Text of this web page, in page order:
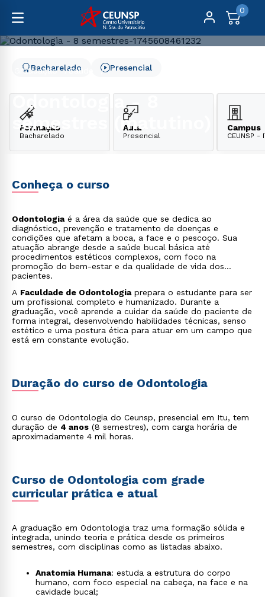
0
Graduação
Saúde
Odontologia - 8
semestres (matutino)
Bacharelado Presencial
Formação
Bacharelado
Aula
Presencial
Campus
CEUNSP -
Conheça o curso
Odontologiaé a área da saúde que se dedica ao
diagnóstico, prevenção e tratamento de doenças e
condições que afetam a boca, a face e o pescoço. Sua
atuação abrange desde a saúde bucal básica até
procedimentos estéticos complexos, com foco na
promoção do bem-estar e da qualidade de vida dos
pacientes.
A Faculdade de Odontologiaprepara o estudante para ser
um profissional completo e humanizado. Durante a
graduação, você aprende a cuidar da saúde do paciente de
forma integral, desenvolvendo habilidades técnicas, senso
estético e uma postura ética para atuar em um campo que
está em constante evolução.
Duração do curso de Odontologia
O curso de Odontologia do Ceunsp, presencial em Itu, tem
duração de 4 anos (8 semestres), com carga horária de
aproximadamente 4 mil horas.
Curso de Odontologia com grade
curricular prática e atual
A graduação em Odontologia traz uma formação sólida e
integrada, unindo teoria e prática desde os primeiros
semestres, com disciplinas como as listadas abaixo.
Anatomia Humana: estuda a estrutura do corpo
humano, com foco especial na cabeça, na face e na
cavidade bucal;